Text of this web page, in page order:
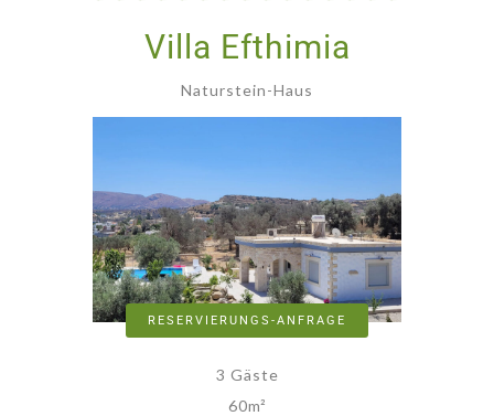
Villa Efthimia
Naturstein-Haus
RESERVIERUNGS-ANFRAGE
3 Gäste
60m²